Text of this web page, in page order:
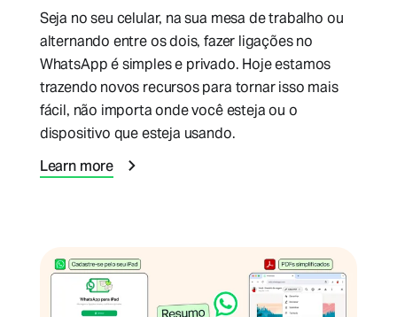
Seja no seu celular, na sua mesa de trabalho ou
alternando entre os dois, fazer ligações no
WhatsApp é simples e privado. Hoje estamos
trazendo novos recursos para tornar isso mais
fácil, não importa onde você esteja ou o
dispositivo que esteja usando.
Learn more